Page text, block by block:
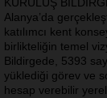
Alanya’da
katılımcı kent
birlikteliğin temel
Bildirgede, 5393
yüklediği görev ve
hesap verebilir yerel